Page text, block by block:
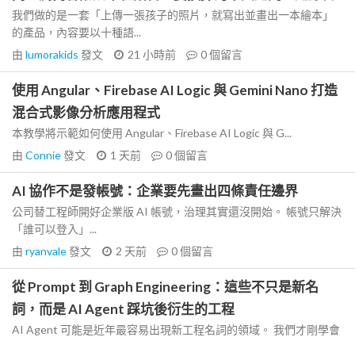
我們做的是一套「上傳一張孩子的照片，就寫出並畫出一本繪本」
的產品，內容要以十種語...
由 lumorakids 發文 21 小時前 0個留言
使用 Angular、Firebase AI Logic 與 Gemini Nano 打造
混合式影像分析應用程式
本教學將示範如何使用 Angular、Firebase AI Logic 與 G...
由 Connie發文 1 天前 0個留言
AI 協作不是發帳號：企業要先畫出四條責任邊界
公司替工程師開好企業版 AI 帳號，治理其實還沒開始。 帳號只解決
「誰可以登入」...
由 ryanvale發文 2 天前 0個留言
從 Prompt 到 Graph Engineering：這些不只是新名
詞，而是 AI Agent 踩坑後衍生的工程
AI Agent 可能是近年最容易出現新工程名詞的領域。 我們才剛學會